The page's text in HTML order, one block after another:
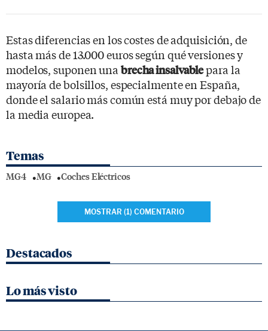
Estas diferencias en los costes de adquisición, de
hasta más de 13.000 euros según qué versiones y
modelos, suponen una brecha insalvablepara la
mayoría de bolsillos, especialmente en España,
donde el salario más común está muy por debajo de
la media europea.
Temas
MG4 MG Coches Eléctricos
MOSTRAR (1) COMENTARIO
Destacados
Lo más visto